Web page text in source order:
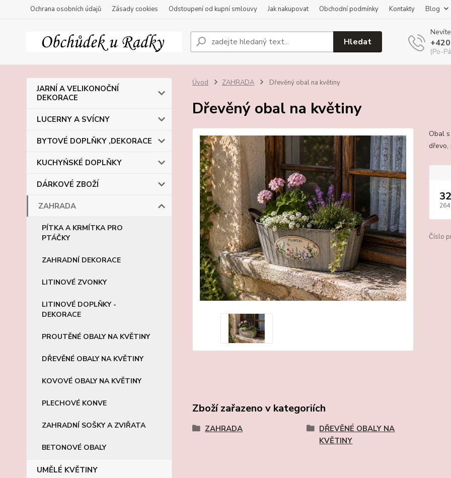
Ochrana osobních údajů Zásady cookies Odstoupení od kupní smlouvy Jak nakupovat Obchodní podmínky Kontakty Blog
Hledat
(Po-
JARNÍ A VELIKONOČNÍ
DEKORACE
LUCERNY A SVÍCNY
BYTOVÉ DOPLŇKY ,DEKORACE
KUCHYŃSKÉ DOPLŇKY
DÁRKOVÉ ZBOŽÍ
ZAHRADA
PÍTKA A KRMÍTKA PRO
PTÁČKY
ZAHRADNÍ DEKORACE
LITINOVÉ ZVONKY
LITINOVÉ DOPLŇKY -
DEKORACE
PROUTĚNÉ OBALY NA KVĚTINY
DŘEVĚNÉ OBALY NA KVĚTINY
KOVOVÉ OBALY NA KVĚTINY
PLECHOVÉ KONVE
ZAHRADNÍ SOŠKY A ZVIŘATA
BETONOVÉ OBALY
UMĚLÉ KVĚTINY
Úvod ZAHRADA Dřevěný obal na květiny
Dřevěný obal na květiny
Obal
264
Číslo
Zboží zařazeno v kategoriích
ZAHRADA
DŘEVĚNÉ OBALY NA
KVĚTINY